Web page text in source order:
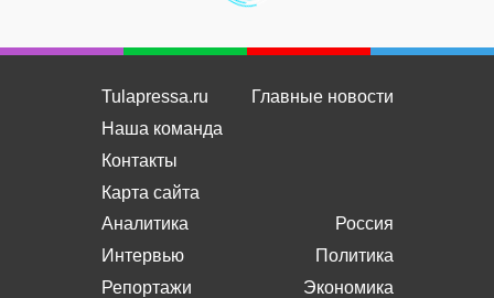
Tulapressa.ru
Наша команда
Контакты
Карта сайта
Главные новости
Аналитика
Интервью
Репортажи
Россия
Политика
Экономика